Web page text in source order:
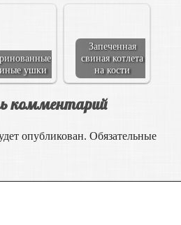
ушки
Запеченная
свиная котлета
на кости
комментарий
опубликован. Обязательные